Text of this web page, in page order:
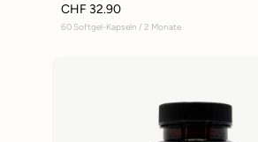
CHF 32.90
60 Softgel-Kapseln / 2 Monate